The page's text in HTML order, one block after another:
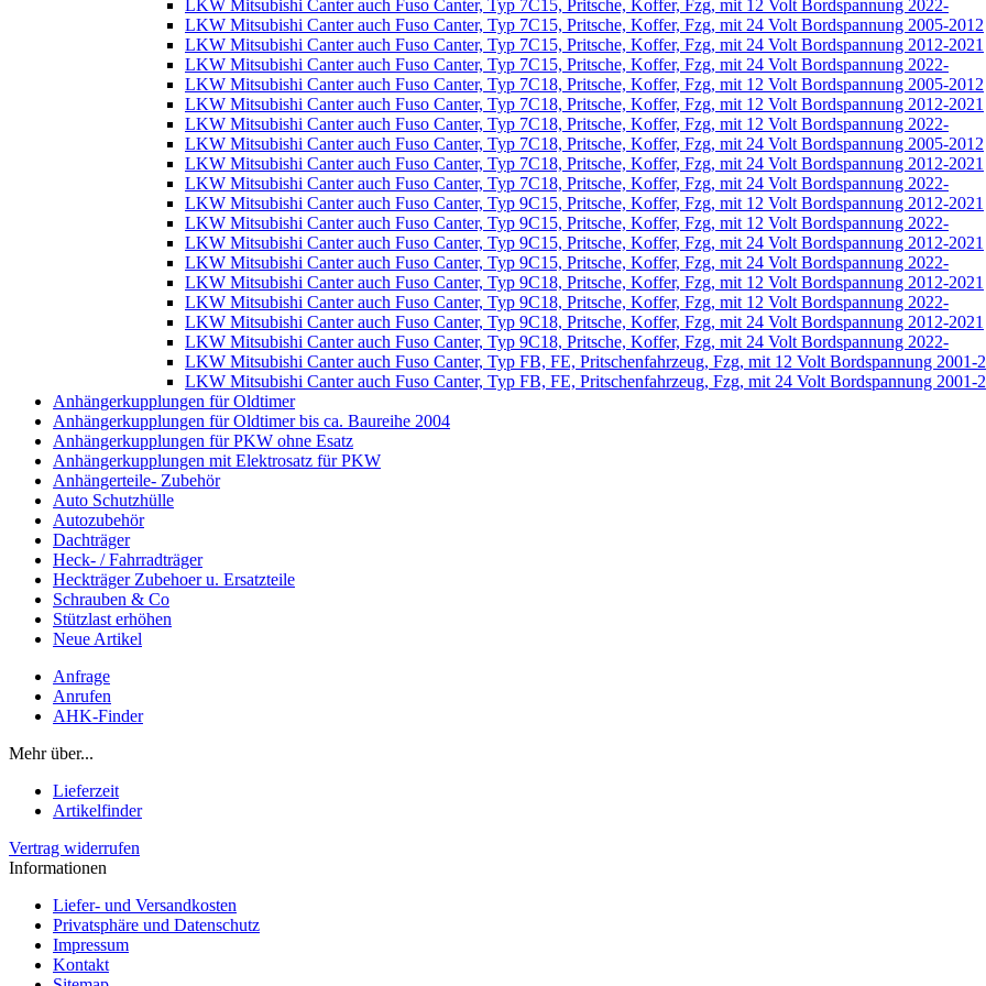
LKW Mitsubishi Canter auch Fuso Canter, Typ 7C15, Pritsche, Koffer, Fzg, mit 12 Volt Bordspannung 2022-
LKW Mitsubishi Canter auch Fuso Canter, Typ 7C15, Pritsche, Koffer, Fzg, mit 24 Volt Bordspannung 2005-2012
LKW Mitsubishi Canter auch Fuso Canter, Typ 7C15, Pritsche, Koffer, Fzg, mit 24 Volt Bordspannung 2012-2021
LKW Mitsubishi Canter auch Fuso Canter, Typ 7C15, Pritsche, Koffer, Fzg, mit 24 Volt Bordspannung 2022-
LKW Mitsubishi Canter auch Fuso Canter, Typ 7C18, Pritsche, Koffer, Fzg, mit 12 Volt Bordspannung 2005-2012
LKW Mitsubishi Canter auch Fuso Canter, Typ 7C18, Pritsche, Koffer, Fzg, mit 12 Volt Bordspannung 2012-2021
LKW Mitsubishi Canter auch Fuso Canter, Typ 7C18, Pritsche, Koffer, Fzg, mit 12 Volt Bordspannung 2022-
LKW Mitsubishi Canter auch Fuso Canter, Typ 7C18, Pritsche, Koffer, Fzg, mit 24 Volt Bordspannung 2005-2012
LKW Mitsubishi Canter auch Fuso Canter, Typ 7C18, Pritsche, Koffer, Fzg, mit 24 Volt Bordspannung 2012-2021
LKW Mitsubishi Canter auch Fuso Canter, Typ 7C18, Pritsche, Koffer, Fzg, mit 24 Volt Bordspannung 2022-
LKW Mitsubishi Canter auch Fuso Canter, Typ 9C15, Pritsche, Koffer, Fzg, mit 12 Volt Bordspannung 2012-2021
LKW Mitsubishi Canter auch Fuso Canter, Typ 9C15, Pritsche, Koffer, Fzg, mit 12 Volt Bordspannung 2022-
LKW Mitsubishi Canter auch Fuso Canter, Typ 9C15, Pritsche, Koffer, Fzg, mit 24 Volt Bordspannung 2012-2021
LKW Mitsubishi Canter auch Fuso Canter, Typ 9C15, Pritsche, Koffer, Fzg, mit 24 Volt Bordspannung 2022-
LKW Mitsubishi Canter auch Fuso Canter, Typ 9C18, Pritsche, Koffer, Fzg, mit 12 Volt Bordspannung 2012-2021
LKW Mitsubishi Canter auch Fuso Canter, Typ 9C18, Pritsche, Koffer, Fzg, mit 12 Volt Bordspannung 2022-
LKW Mitsubishi Canter auch Fuso Canter, Typ 9C18, Pritsche, Koffer, Fzg, mit 24 Volt Bordspannung 2012-2021
LKW Mitsubishi Canter auch Fuso Canter, Typ 9C18, Pritsche, Koffer, Fzg, mit 24 Volt Bordspannung 2022-
LKW Mitsubishi Canter auch Fuso Canter, Typ FB, FE, Pritschenfahrzeug, Fzg, mit 12 Volt Bordspannung 2001-
LKW Mitsubishi Canter auch Fuso Canter, Typ FB, FE, Pritschenfahrzeug, Fzg, mit 24 Volt Bordspannung 2001-
Anhängerkupplungen für Oldtimer
Anhängerkupplungen für Oldtimer bis ca. Baureihe 2004
Anhängerkupplungen für PKW ohne Esatz
Anhängerkupplungen mit Elektrosatz für PKW
Anhängerteile- Zubehör
Auto Schutzhülle
Autozubehör
Dachträger
Heck- / Fahrradträger
Heckträger Zubehoer u. Ersatzteile
Schrauben & Co
Stützlast erhöhen
Neue Artikel
Anfrage
Anrufen
AHK-Finder
Mehr über...
Lieferzeit
Artikelfinder
Vertrag widerrufen
Informationen
Liefer- und Versandkosten
Privatsphäre und Datenschutz
Impressum
Kontakt